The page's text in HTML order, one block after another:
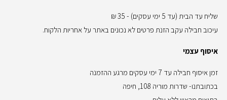
שליח עד הבית (עד 5 ימי עסקים) - 35 ₪
עיכוב חבילה עקב הזנת פרטים לא נכונים באתר על אחריות הלקוח.
איסוף עצמי
זמן איסוף חבילה עד 7 ימי עסקים מרגע ההזמנה
בכתובתנו- שדרות מוריה 108, חיפה